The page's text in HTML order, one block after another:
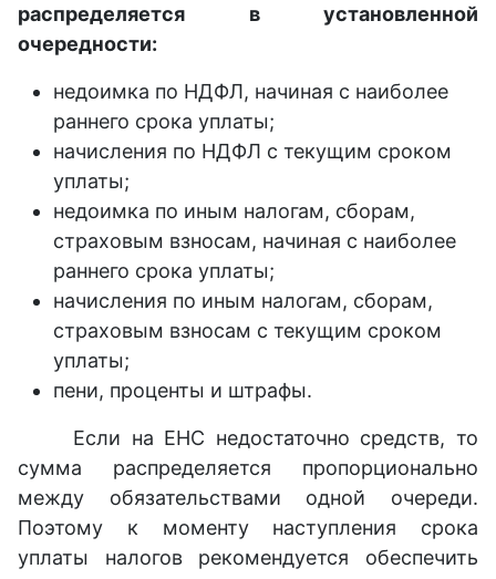
распределяется в установленной
очередности:
недоимка по НДФЛ, начиная с наиболее
раннего срока уплаты;
начисления по НДФЛ с текущим сроком
уплаты;
недоимка по иным налогам, сборам,
страховым взносам, начиная с наиболее
раннего срока уплаты;
начисления по иным налогам, сборам,
страховым взносам с текущим сроком
уплаты;
пени, проценты и штрафы.
Если на ЕНС недостаточно средств, то
сумма распределяется пропорционально
между обязательствами одной очереди.
Поэтому к моменту наступления срока
уплаты налогов рекомендуется обеспечить